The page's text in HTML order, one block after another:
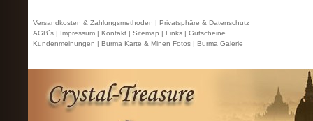
Versandkosten & Zahlungsmethoden | Privatsphäre & Datenschutz
AGB`s | Impressum | Kontakt | Sitemap | Links | Gutscheine
Kundenmeinungen | Burma Karte & Minen Fotos | Burma Galerie